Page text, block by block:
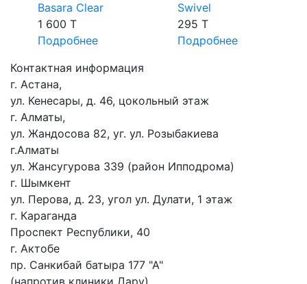
Basara Clear
1 600 T
Подробнее
Swivel
295 T
Подробнее
Контактная информация
г. Астана,
ул. Кенесары, д. 46, цокольный этаж
г. Алматы,
ул. Жандосова 82, уг. ул. Розыбакиева
г.Алматы
ул. Жансугурова 339 (район Ипподрома)
г. Шымкент
ул. Перова, д. 23, угол ул. Дулати, 1 этаж
г. Караганда
Проспект Республики, 40
г. Актобе
пр. Санкибай батыра 177 "А"
(напротив клиники Дару)